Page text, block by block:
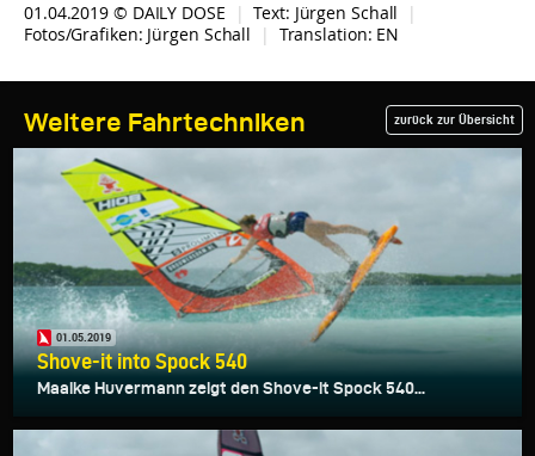
01.04.2019 © DAILY DOSE | Text: Jürgen Schall
|
Fotos/Grafiken: Jürgen Schall | Translation: EN
Weitere Fahrtechniken zurück zur Übersicht
01.05.2019
Shove-it into Spock 540
Maaike Huvermann zeigt den Shove-it Spock 540...